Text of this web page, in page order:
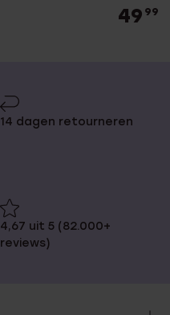
49 99
14 dagen retourneren
4,67 uit 5 (82.000+
reviews)